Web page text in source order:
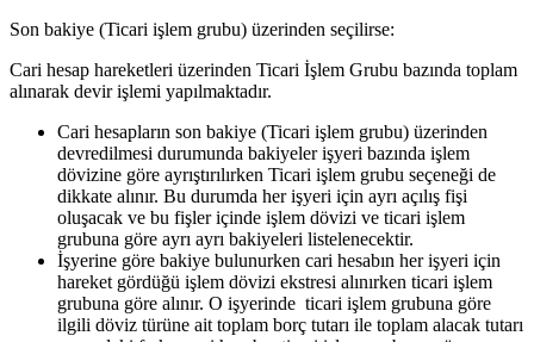
Son bakiye (Ticari işlem grubu) üzerinden seçilirse:
Cari hesap hareketleri üzerinden Ticari İşlem Grubu bazında toplam
alınarak devir işlemi yapılmaktadır.
Cari hesapların son bakiye (Ticari işlem grubu) üzerinden
devredilmesi durumunda bakiyeler işyeri bazında işlem
dövizine göre ayrıştırılırken Ticari işlem grubu seçeneği de
dikkate alınır. Bu durumda her işyeri için ayrı açılış fişi
oluşacak ve bu fişler içinde işlem dövizi ve ticari işlem
grubuna göre ayrı ayrı bakiyeleri listelenecektir.
İşyerine göre bakiye bulunurken cari hesabın her işyeri için
hareket gördüğü işlem dövizi ekstresi alınırken ticari işlem
grubuna göre alınır. O işyerinde ticari işlem grubuna göre
ilgili döviz türüne ait toplam borç tutarı ile toplam alacak tutarı